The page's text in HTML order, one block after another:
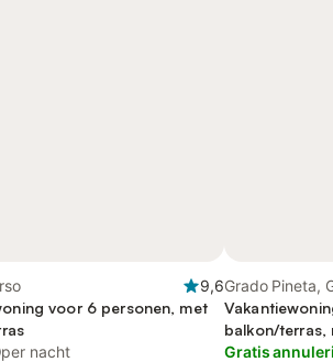
9,6
voor 6 personen, met
per nacht
Grado Pineta,
balkon/terras,
Gratis